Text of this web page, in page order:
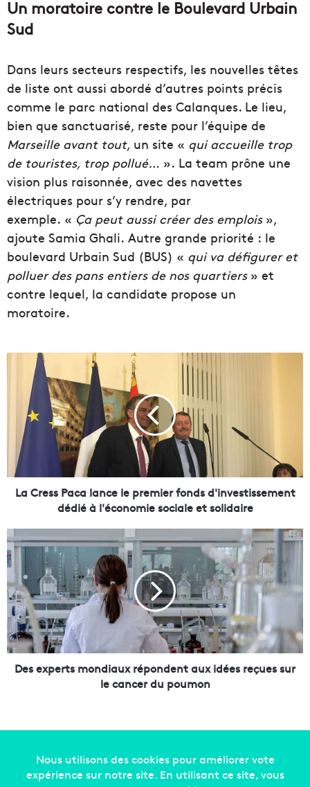
Un moratoire contre le Boulevard Urbain
Sud
Dans leurs secteurs respectifs, les nouvelles têtes
de liste ont aussi abordé d’autres points précis
comme le parc national des Calanques. Le lieu,
bien que sanctuarisé, reste pour l’équipe de
Marseille avant tout, un site « qui accueille trop
de touristes, trop pollué… ». La team prône une
vision plus raisonnée, avec des navettes
électriques pour s’y rendre, par
exemple. « Ça peut aussi créer des emplois »,
ajoute Samia Ghali. Autre grande priorité : le
boulevard Urbain Sud (BUS) « qui va défigurer et
polluer des pans entiers de nos quartiers » et
contre lequel, la candidate propose un
moratoire.
L
a
a
n
c
e
l
e
p
r
e
m
La Cress Paca lance le premier fonds d'investissement
dédié à l'économie sociale et solidaire
D
e
s
e
x
p
e
r
t
Des experts mondiaux répondent aux idées reçues sur
le cancer du poumon
Copyright © 2014-2022Made in Marseille. Tous droits